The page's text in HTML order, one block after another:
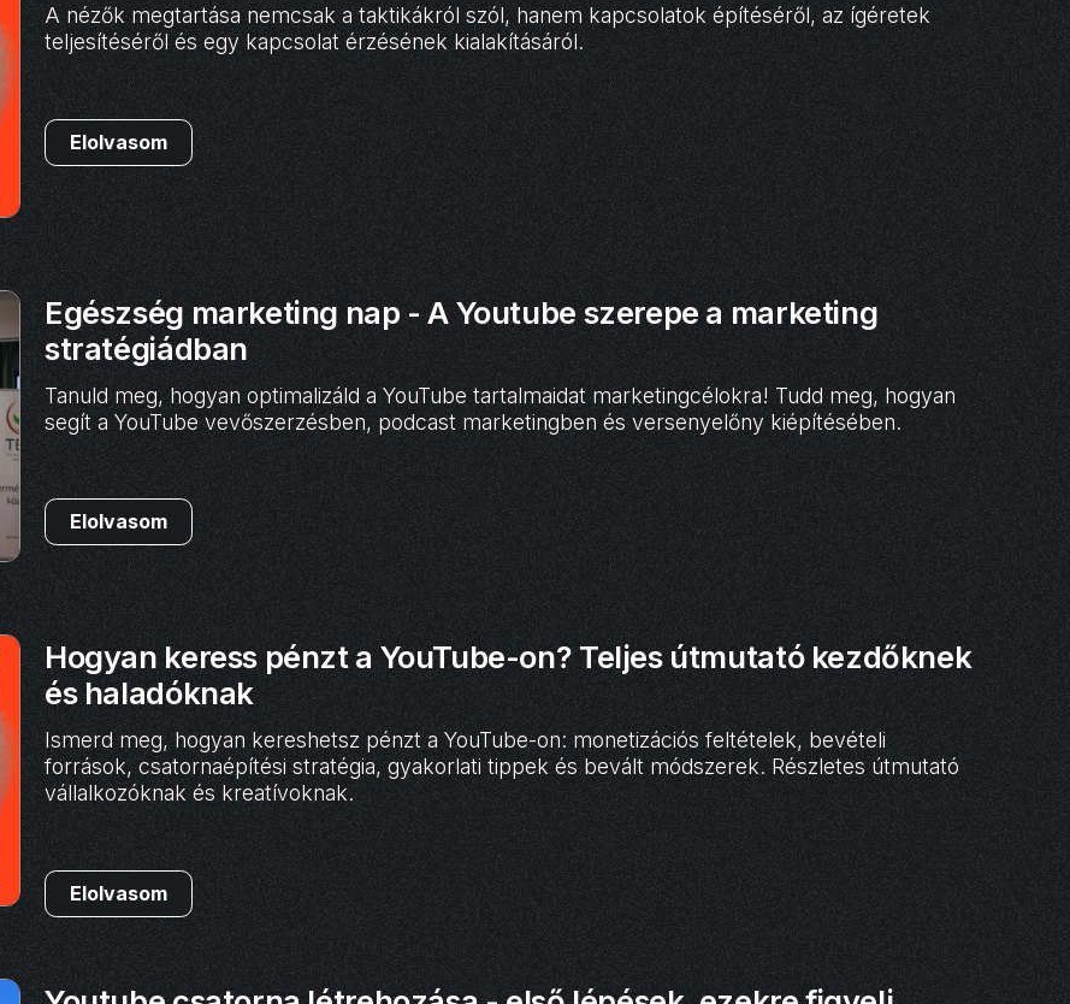
A nézők megtartása nemcsak a taktikákról szól, hanem kapcsolatok építéséről, az ígéretek
teljesítéséről és egy kapcsolat érzésének kialakításáról.
Elolvasom
Egészség marketing nap - A Youtube szerepe a marketing
stratégiádban
Tanuld meg, hogyan optimalizáld a YouTube tartalmaidat marketingcélokra! Tudd meg, hogyan
segít a YouTube vevőszerzésben, podcast marketingben és versenyelőny kiépítésében.
Elolvasom
Hogyan keress pénzt a YouTube-on? Teljes útmutató kezdőknek
és haladóknak
Ismerd meg, hogyan kereshetsz pénzt a YouTube-on: monetizációs feltételek, bevételi
források, csatornaépítési stratégia, gyakorlati tippek és bevált módszerek. Részletes útmutató
vállalkozóknak és kreatívoknak.
Elolvasom